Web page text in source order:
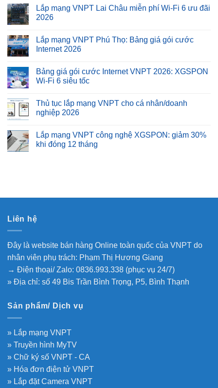
Lắp mạng VNPT Lai Châu miễn phí Wi-Fi 6 ưu đãi
2026
Lắp mạng VNPT Phú Thọ: Bảng giá gói cước
Internet 2026
Bảng giá gói cước Internet VNPT 2026: XGSPON
Wi-Fi 6 siêu tốc
Thủ tục lắp mạng VNPT cho cá nhân/doanh
nghiệp 2026
Lắp mạng VNPT công nghệ XGSPON: giảm 30%
khi đóng 12 tháng
Liên hệ
Đây là website bán hàng Online toàn quốc của VNPT do
nhân viên phụ trách: Phạm Thị Hương Giang
→ Điện thoại/ Zalo: 0836.993.338 (phục vụ 24/7)
» Địa chỉ: số 49 Bis Trần Bình Trọng, P5, Bình Thạnh
Sản phẩm/ Dịch vụ
» Lắp mạng VNPT
» Truyền hình MyTV
» Chữ ký số VNPT - CA
» Hóa đơn điện tử VNPT
» Lắp đặt Camera VNPT